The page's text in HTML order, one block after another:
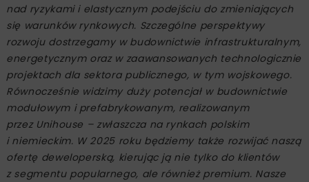
nad ryzykami i elastycznym podejściu do zmieniających
się warunków rynkowych. Szczególne perspektywy
rozwoju dostrzegamy w budownictwie infrastrukturalnym,
energetycznym oraz w zaawansowanych technologicznie
projektach dla sektora publicznego, w tym wojskowego.
Równocześnie widzimy duży potencjał w budownictwie
modułowym i prefabrykowanym, realizowanym
przez Unihouse – zwłaszcza na rynkach polskim
i niemieckim. W 2025 roku będziemy także rozwijać naszą
ofertę deweloperską, kierując ją nie tylko do klientów
z segmentu popularnego, ale również premium. Nasze